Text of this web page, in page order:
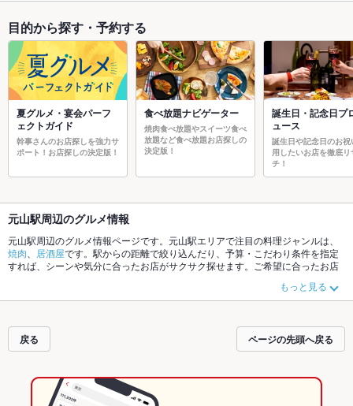
目的から探す・予約する
夏グルメ・宴会パーフ
ェクトガイド
幹事さんのお店探しを強力サ
ポート！お店探しの決定版！
食べ放題ナビゲーター
焼肉食べ放題やスイーツ食べ
放題など食べ放題お店探しの
決定版！
誕生日・記念日プ
ュース
誕生日や記念日のお祝
用したいお店を徹底リ
チ！
元山駅周辺のグルメ情報
元山駅周辺のグルメ情報ページです。元山駅エリアで注目の料理ジャンルは、
焼肉
居酒屋です。駅からの距離で絞り込んだり、予算・こだわり条件を指定
すれば、シーンや気分に合ったお店がサクサク探せます。ご希望に合ったお店
い。ホットペッパーグルメなら、お得なクーポンはもちろん、こだわりメニュ
ーや季節のおすすめ料理など、お店の最新情報をご紹介しているので安心！24
み会にも、会社の宴会にも、デートやパーティにもお得に便利にホットペッパ
ーグルメをご利用ください。
もっと見る
戻る ページの先頭へ戻る